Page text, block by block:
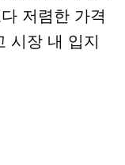
저렴한 가격
시장 내 입지